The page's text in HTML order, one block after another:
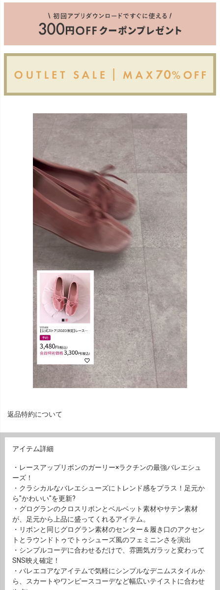
返品特約について
アイテム詳細
・レースアップリボンのガーリー×ラクチンの最強バレエシュ
ーズ！
・クラシカルなバレエシューズにトレンド感をプラス！足元か
ら"かわいい"を更新?
・グログランのクロスリボンとベルベット素材やサテン素材
が、足元から上品に盛ってくれるアイテム。
・リボンと同じグログラン素材のセンター＆履き口のアクセン
トとラウンドトゥでトゥシューズ風のフェミニンさを演出
・シンプルコーデに合わせるだけで、雰囲気ガラッと変わって
SNS映え確定！
・バレエコアなアイテムで気軽にシンプルなデニムスタイルか
ら、スカートやワンピースコーデなど幅広いテイストに合わせ